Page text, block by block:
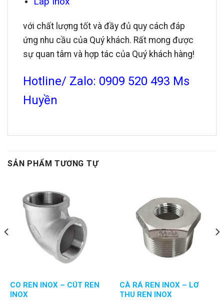
với chất lượng tốt và đầy đủ quy cách đáp
ứng nhu cầu của Quý khách. Rất mong được
sự quan tâm và hợp tác của Quý khách hàng!
Hotline/ Zalo: 0909 520 493 Ms
Huyền
SẢN PHẨM TƯƠNG TỰ
CO REN INOX – CÚT REN
INOX
CÀ RÁ REN INOX – LƠ
THU REN INOX